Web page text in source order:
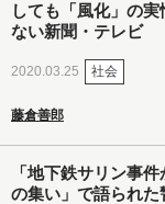
しても「風化」の実
ない新聞・テレビ
2020.03.25 社会
藤倉善郎
「地下鉄サリン事
の集い」で語られた